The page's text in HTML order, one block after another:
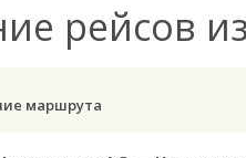
рейсов
маршрута